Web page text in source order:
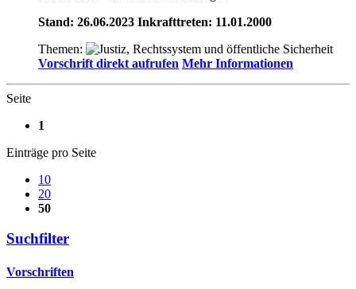
Stand: 26.06.2023 Inkrafttreten: 11.01.2000
Themen:
Vorschrift direkt aufrufen Mehr Informationen
Seite
1
Einträge pro Seite
10
20
50
Suchfilter
Vorschriften